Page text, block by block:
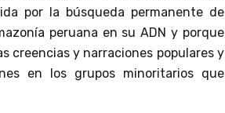
por la búsqueda permanente de
peruana en su ADN y porque
creencias y narraciones populares y
en los grupos minoritarios que